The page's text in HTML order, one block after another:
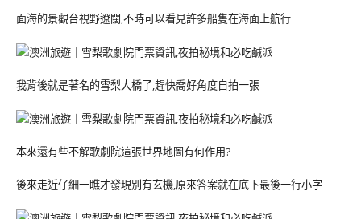
面海的景觀台視野遼闊,不時可以看見許多船隻在海面上航行
我背後就是著名的雪梨大橋了,趕快喬好角度自拍一張
本來還有些不解歌劇院這張世界地圖有何作用?
後來走近仔細一瞧才發現別有玄機,原來答案就在底下最後一行小字